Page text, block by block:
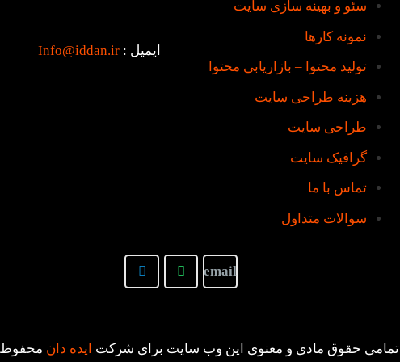
سئو و بهینه سازی سایت
نمونه کارها
تولید محتوا – بازاریابی محتوا
هزینه طراحی سایت
طراحی سایت
گرافیک سایت
تماس با ما
سوالات متداول
ایمیل :Info@iddan.ir
تمامی حقوق مادی و معنوی این وب سایت برای شرکت ایده دان